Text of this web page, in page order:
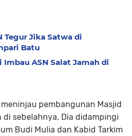
Tegur Jika Satwa di
Batu
Imbau ASN Salat Jamah di
pembangunan Masjid
di sebelahnya. Dia didampingi
Budi Mulia dan Kabid Tarkim